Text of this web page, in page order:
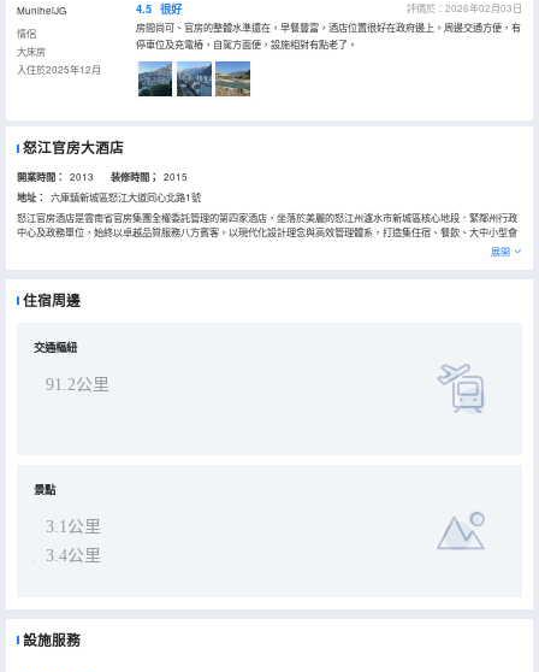
MuniheiJG
情侶
大床房
入住於2025年12月
4.5 很好
評價於：2026年02月03日
房間尚可、官房的整體水準還在，早餐豐富，酒店位置很好在政府邊上。周邊交通方便，有
停車位及充電樁，自駕方面便，設施相對有點老了。
怒江官房大酒店
開業時間： 2013 装修時間； 2015
地址：
六庫鎮新城區怒江大道同心北路1號
怒江官房酒店是雲南省官房集團全權委託管理的第四家酒店，坐落於美麗的怒江州瀘水市新城區核心地段．緊鄰州行政
中心及政務單位，始終以卓越品質服務八方賓客。以現代化設計理念與高效管理體系，打造集住宿、餐飲、大中小型會
議於一體的多功能商務休閒空間。酒店地理位置優越，交通路網發達。配備充足停車位及充電樁，出行便捷無憂。 房設
計簡約雅緻，融合智能設施與舒適體驗；餐飲提供精緻中餐，滿足您對品質的需求；多功能會議廳配備先進視聽設備，
展開
住宿周邊
交通樞紐
91.2公里
景點
3.1公里
3.4公里
設施服務